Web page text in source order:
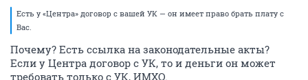
Есть у «Центра» договор с вашей УК — он имеет право брать плату с
Вас.
Почему? Есть ссылка на законодательные акты?
Если у Центра договор с УК, то и деньги он может
требовать только с УК, ИМХО.